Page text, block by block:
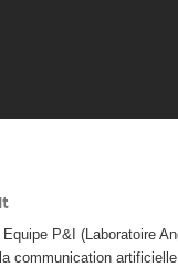
P&I (Laboratoire
communication artificielle